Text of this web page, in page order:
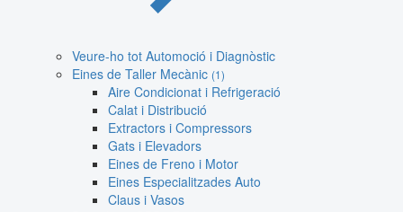
Veure-ho tot Automoció i Diagnòstic
Eines de Taller Mecànic (1)
Aire Condicionat i Refrigeració
Calat i Distribució
Extractors i Compressors
Gats i Elevadors
Eines de Freno i Motor
Eines Especialitzades Auto
Claus i Vasos